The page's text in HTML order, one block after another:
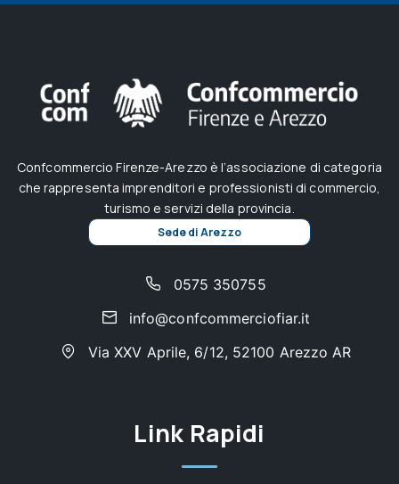
Confcommercio Firenze-Arezzo è l’associazione di categoria
che rappresenta imprenditori e professionisti di commercio,
turismo e servizi della provincia.
Sede di Arezzo
0575 350755
info@confcommerciofiar.it
Via XXV Aprile, 6/12, 52100 Arezzo AR
Link Rapidi